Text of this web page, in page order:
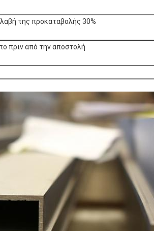
της προκαταβολής 30%
πριν από την αποστολή